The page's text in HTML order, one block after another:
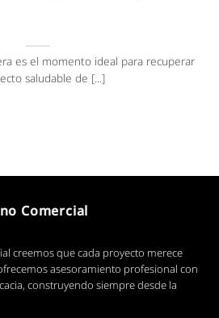
es el momento ideal para recuperar
saludable de [...]
Comercial
creemos que cada proyecto merece
asesoramiento profesional con
construyendo siempre desde la